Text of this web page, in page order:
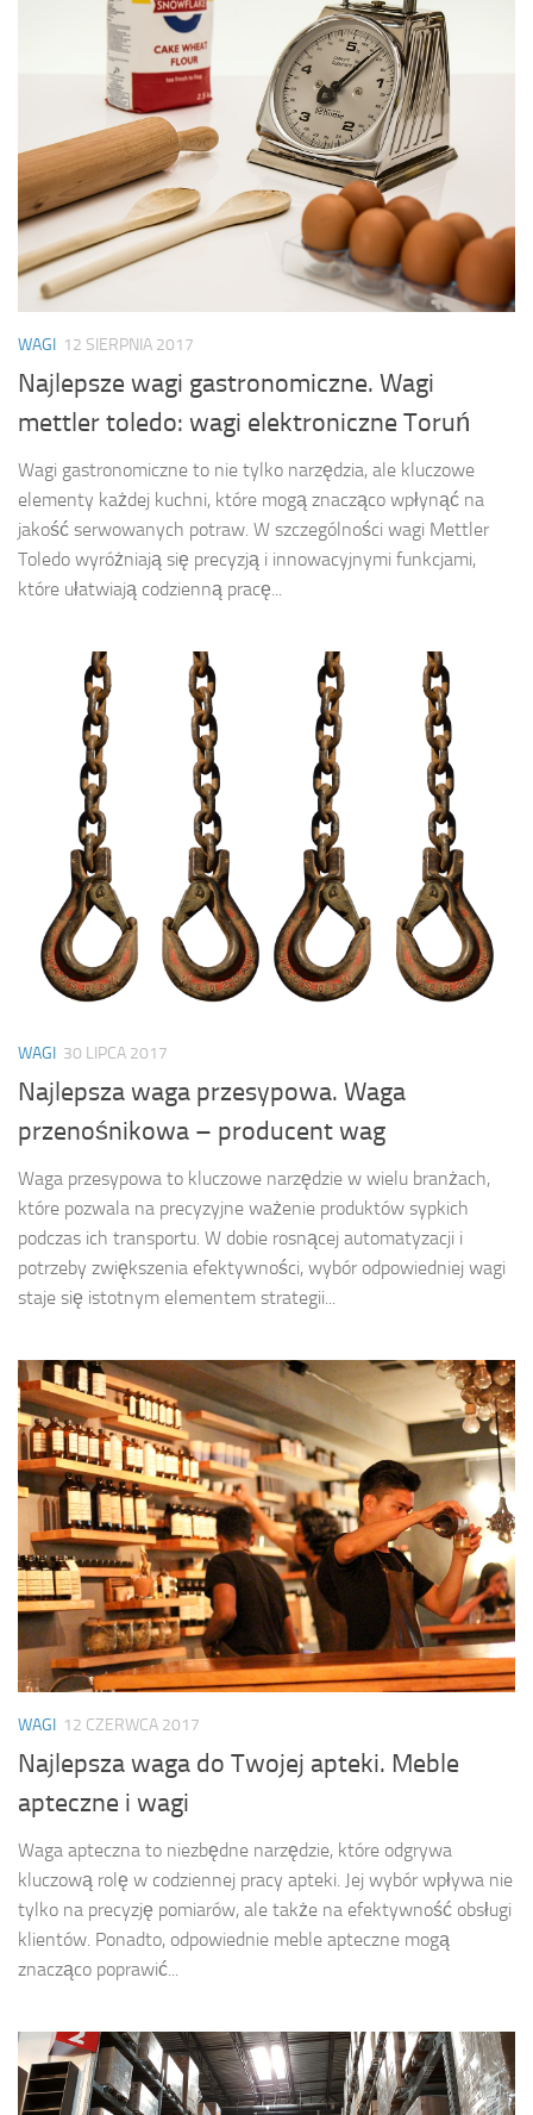
WAGI 12 SIERPNIA 2017
Najlepsze wagi gastronomiczne. Wagi
mettler toledo: wagi elektroniczne Toruń
Wagi gastronomiczne to nie tylko narzędzia, ale kluczowe
elementy każdej kuchni, które mogą znacząco wpłynąć na
jakość serwowanych potraw. W szczególności wagi Mettler
Toledo wyróżniają się precyzją i innowacyjnymi funkcjami,
które ułatwiają codzienną pracę...
WAGI 30 LIPCA 2017
Najlepsza waga przesypowa. Waga
przenośnikowa – producent wag
Waga przesypowa to kluczowe narzędzie w wielu branżach,
które pozwala na precyzyjne ważenie produktów sypkich
podczas ich transportu. W dobie rosnącej automatyzacji i
potrzeby zwiększenia efektywności, wybór odpowiedniej wagi
staje się istotnym elementem strategii...
WAGI 12 CZERWCA 2017
Najlepsza waga do Twojej apteki. Meble
apteczne i wagi
Waga apteczna to niezbędne narzędzie, które odgrywa
kluczową rolę w codziennej pracy apteki. Jej wybór wpływa nie
tylko na precyzję pomiarów, ale także na efektywność obsługi
klientów. Ponadto, odpowiednie meble apteczne mogą
znacząco poprawić...